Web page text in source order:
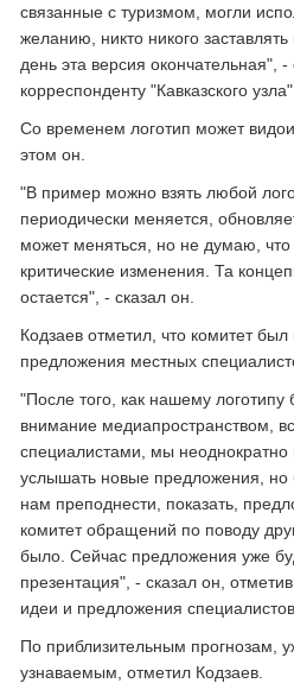
связанные с туризмом, могли
желанию, никто никого
день эта версия окончательная",
корреспонденту "Кавказского
Со временем логотип может
этом он.
"В пример можно взять любой
периодически меняется,
может меняться, но не думаю, что
критические изменения. Та
остается", - сказал он.
Кодзаев отметил, что комитет был
предложения местных
"После того, как нашему логотипу
внимание медиапространством,
специалистами, мы неоднократно
услышать новые предложения, но
нам преподнести, показать,
комитет обращений по поводу
было. Сейчас предложения уже
презентация", - сказал он,
идеи и предложения специалистов
По приблизительным прогнозам,
узнаваемым, отметил Кодзаев.